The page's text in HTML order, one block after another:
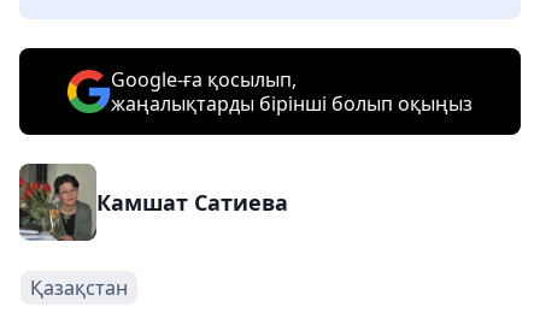
Google-ға қосылып,
жаңалықтарды бірінші болып оқыңыз
Камшат Сатиева
Қазақстан